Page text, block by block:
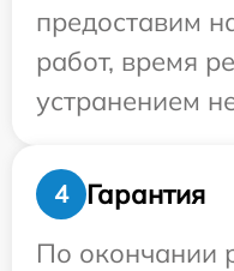
предоставим
работ, время
устранением
4
Гарантия
По окончании